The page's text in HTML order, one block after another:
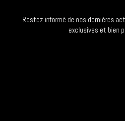
Restez informé de nos dernières
exclusives et bien